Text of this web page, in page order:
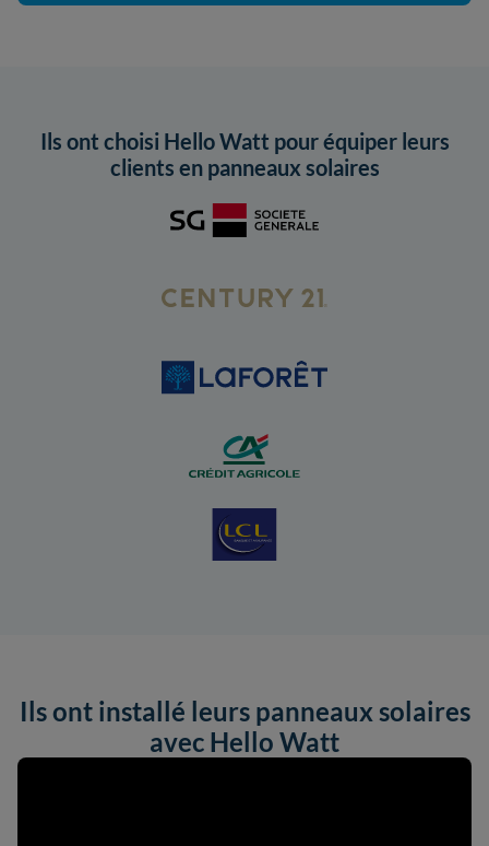
Ils ont choisi Hello Watt pour équiper leurs
clients en panneaux solaires
Ils ont installé leurs panneaux solaires
avec Hello Watt